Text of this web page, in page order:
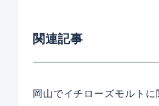
関連記事
岡山でイチローズモルト